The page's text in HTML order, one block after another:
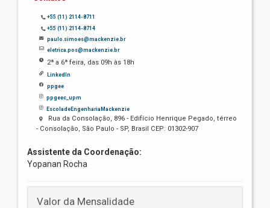
+55 (11) 2114-8711
+55 (11) 2114-8714
paulo.simoes@mackenzie.br
eletrica.pos@mackenzie.br
2ª a 6ª feira, das 09h às 18h
LinkedIn
ppgee
ppgeec_upm
EscoladeEngenhariaMackenzie
Rua da Consolação, 896 - Edifício Henrique Pegado, térreo
- Consolação, São Paulo - SP, Brasil CEP: 01302-907
Assistente da Coordenação:
Yopanan Rocha
Valor da Mensalidade